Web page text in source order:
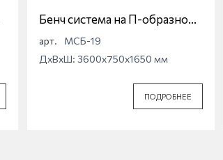
Бенч система на П-образной
опоре Магна МСБ-19
арт.
МСБ-19
ДхВхШ: 3600x750x1650 мм
ПОДРОБНЕЕ